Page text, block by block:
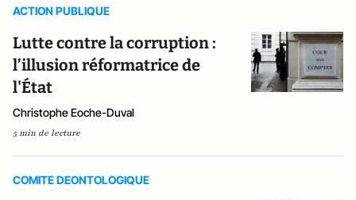
ACTION PUBLIQUE
Lutte contre la corruption :
l’illusion réformatrice de
l'État
Christophe Eoche-Duval
5 min de lecture
COMITE DEONTOLOGIQUE